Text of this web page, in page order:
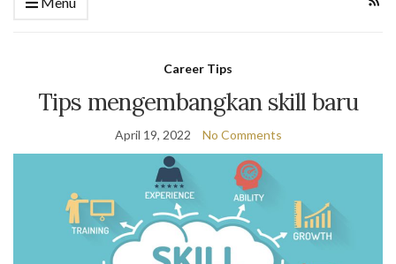
Career Tips
Tips mengembangkan skill baru
April 19, 2022 No Comments